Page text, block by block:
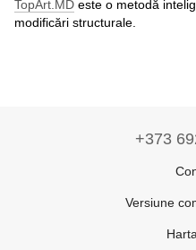
TopArt.MD este o metodă
modificări structurale.
+373
Versiune